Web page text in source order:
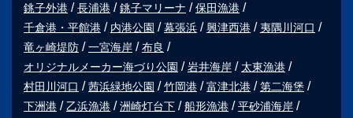
銚子外港
長浦港 銚子マリーナ
保田漁港
千倉港・平館港
内港公園 幕張浜 興津西港
夷隅川河口
竜ヶ崎堤防
一宮海岸
布良
オリジナルメーカー海づり公園
岩井海岸
太東漁港
村田川河口
茜浜緑地公園 竹岡港 富津北港
第二海堡
下洲港
乙浜漁港 洲崎灯台下 船形漁港
平砂浦海岸